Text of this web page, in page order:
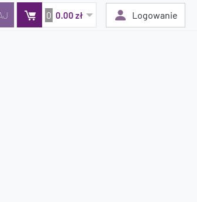
0 0.00 zł Logowanie